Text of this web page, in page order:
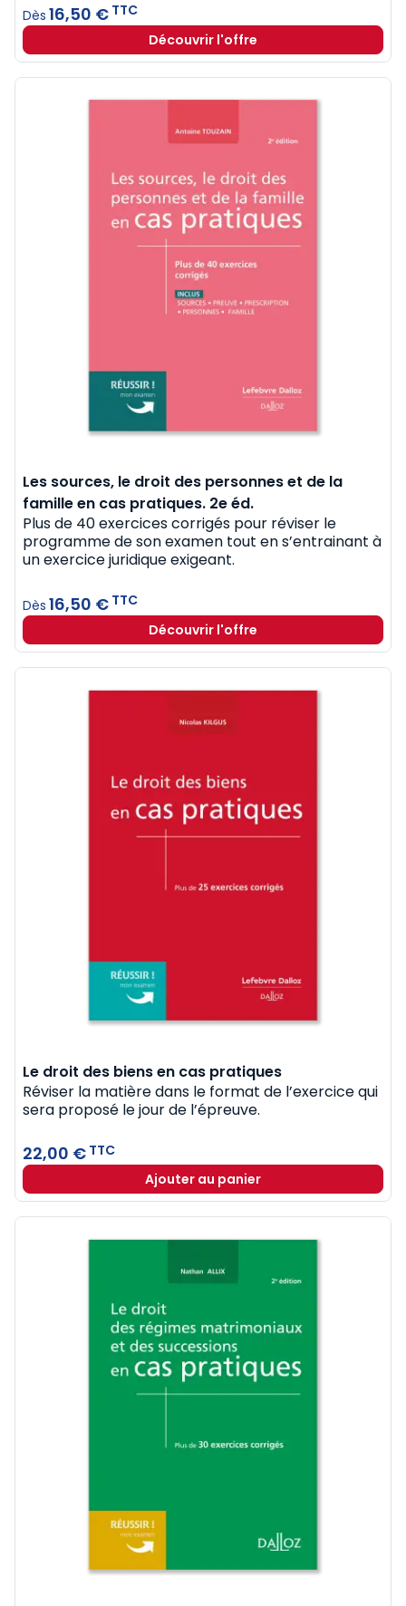
Dès 16,50 € TTC
Découvrir l'offre
Les sources, le droit des personnes et de la
famille en cas pratiques. 2e éd.
Plus de 40 exercices corrigés pour réviser le
programme de son examen tout en s’entrainant à
un exercice juridique exigeant.
Dès 16,50 € TTC
Découvrir l'offre
Le droit des biens en cas pratiques
Réviser la matière dans le format de l’exercice ​qui
sera proposé le jour de l’épreuve​.
22,00 € TTC
Ajouter au panier